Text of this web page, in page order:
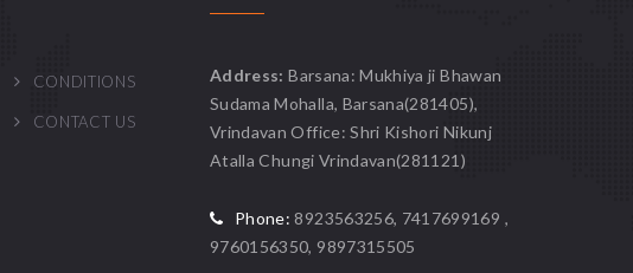
CONDITIONS
CONTACT US
Address: Barsana: Mukhiya ji Bhawan
Sudama Mohalla, Barsana(281405),
Vrindavan Office: Shri Kishori Nikunj
Atalla Chungi Vrindavan(281121)
Phone: 8923563256, 7417699169 ,
9760156350, 9897315505